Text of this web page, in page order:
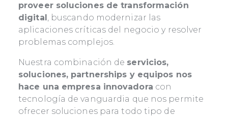
proveer soluciones de transformación
digital, buscando modernizar las
aplicaciones críticas del negocio y resolver
problemas complejos.
Nuestra combinación de servicios,
soluciones, partnerships y equipos nos
hace una empresa innovadora con
tecnología de vanguardia que nos permite
ofrecer soluciones para todo tipo de